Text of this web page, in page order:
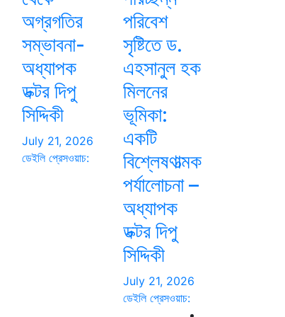
অগ্রগতির
সম্ভাবনা-
অধ্যাপক
ডক্টর দিপু
সিদ্দিকী
July 21, 2026
ডেইলি প্রেসওয়াচ:
পরিবেশ
সৃষ্টিতে ড.
এহসানুল হক
মিলনের
ভূমিকা:
একটি
বিশ্লেষণাত্মক
পর্যালোচনা –
অধ্যাপক
ডক্টর দিপু
সিদ্দিকী
July 21, 2026
ডেইলি প্রেসওয়াচ: